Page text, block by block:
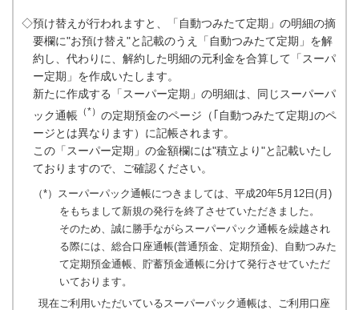
◇預け替えが行われますと、「自動つみたて定期」の明細の摘
要欄に"お預け替え"と記載のうえ「自動つみたて定期」を解
約し、代わりに、解約した明細の元利金を合算して「スーパ
ー定期」を作成いたします。
新たに作成する「スーパー定期」の明細は、同じスーパーパ
ック通帳 （*） の定期預金のページ（｢自動つみたて定期｣のペ
ージとは異なります）に記帳されます。
この「スーパー定期」の金額欄には"積立より"と記載いたし
ておりますので、ご確認ください。
（*）スーパーパック通帳につきましては、平成20年5月12日(月)
をもちまして新規の発行を終了させていただきました。
そのため、誠に勝手ながらスーパーパック通帳を繰越され
る際には、総合口座通帳(普通預金、定期預金)、自動つみた
て定期預金通帳、貯蓄預金通帳に分けて発行させていただ
いております。
現在ご利用いただいているスーパーパック通帳は、ご利用口座